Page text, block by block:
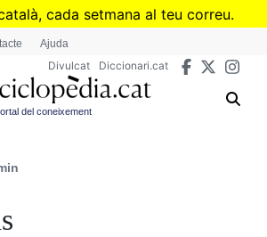
Vés
cada setmana al teu correu.
te al butlletí de Divulcat
Ajuda
Divulcat Diccionari.cat
del coneixement